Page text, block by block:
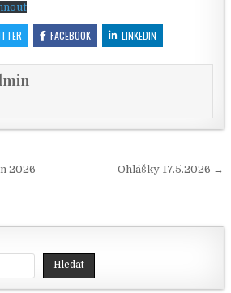
FACEBOOK LINKEDIN
příspěvek Ohlášky 17.5.2026 →
2026
Hledat